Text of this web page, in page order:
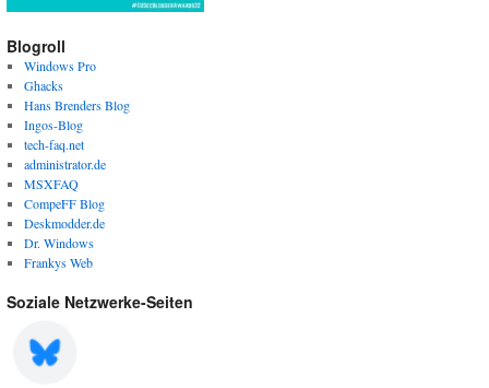
Blogroll
Windows Pro
Ghacks
Hans Brenders Blog
Ingos-Blog
tech-faq.net
administrator.de
MSXFAQ
CompeFF Blog
Deskmodder.de
Dr. Windows
Frankys Web
Soziale Netzwerke-Seiten